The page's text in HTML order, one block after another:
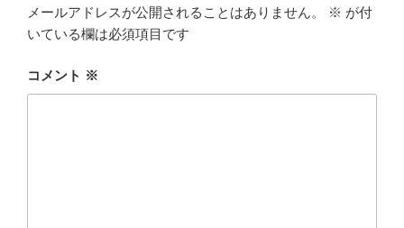
メールアドレスが公開されることはありません。 ※ が付
いている欄は必須項目です
コメント ※